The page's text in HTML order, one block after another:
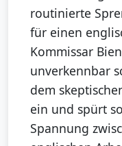
routinierte
für einen
Kommissar
unverkennbar
dem
ein und spürt
Spannung